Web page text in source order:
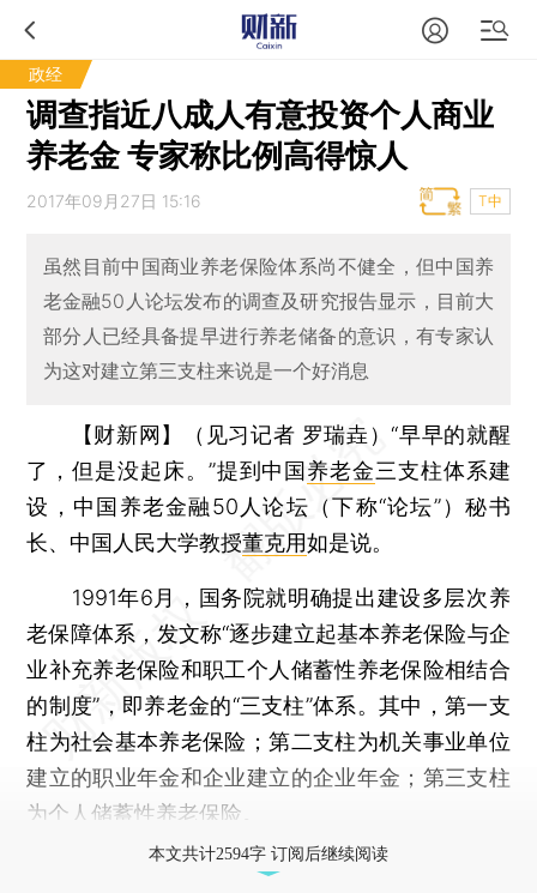
政经
调查指近八成人有意投资个人商业
养老金 专家称比例高得惊人
2017年09月27日 15:16 T中
虽然目前中国商业养老保险体系尚不健全，但中国养
老金融50人论坛发布的调查及研究报告显示，目前大
部分人已经具备提早进行养老储备的意识，有专家认
为这对建立第三支柱来说是一个好消息
【财新网】（见习记者 罗瑞垚）“早早的就醒
了，但是没起床。”提到中国 养老金三支柱体系建
设，中国养老金融50人论坛（下称“论坛”）秘书
长、中国人民大学教授董克用如是说。
1991年6月，国务院就明确提出建设多层次养
老保障体系，发文称“逐步建立起基本养老保险与企
业补充养老保险和职工个人储蓄性养老保险相结合
的制度”，即养老金的“三支柱”体系。其中，第一支
柱为社会基本养老保险；第二支柱为机关事业单位
建立的职业年金和企业建立的企业年金；第三支柱
为个人储蓄性养老保险。
本文共计2594字 订阅后继续阅读